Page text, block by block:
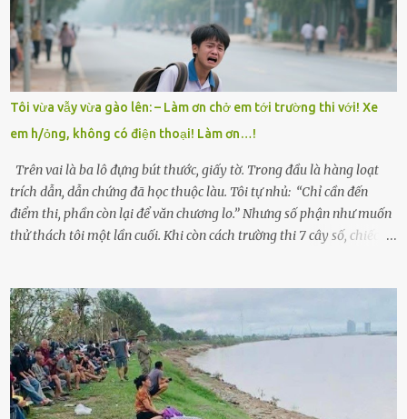
Trí là học sinh giỏi toàn huyện, học lớp 12 nhưng đã biết làm ruộng,
làm thuê, biết đi cày thuê từ 4h sáng rồi lại tất tả về đi học. Người
trong làng thương lắm, bảo: “Thằng Trí học giỏi mà hiền, sau này
nên ông này bà nọ đó!” Trí có ba cô em gái: Mai, Lan và Hương – ba
cái tên mẹ đặt lúc còn sống, mong tụi nhỏ sau này như hoa mai nở
giữa mùa đông. Nhưng hoa có đẹp mấy cũng cần đất màu, mà nhà
thì chỉ toàn đất sỏi đá và khốn khó. Năm đó, Trí đỗ Đại học Bách
Khoa Hà...
Tôi vừa vẫy vừa gào lên: – Làm ơn chở em tới trường thi với! Xe
em h/ỏng, không có điện thoại! Làm ơn…!
Trên vai là ba lô đựng bút thước, giấy tờ. Trong đầu là hàng loạt
trích dẫn, dẫn chứng đã học thuộc làu. Tôi tự nhủ: “Chỉ cần đến
điểm thi, phần còn lại để văn chương lo.” Nhưng số phận như muốn
thử thách tôi một lần cuối. Khi còn cách trường thi 7 cây số, chiếc xe
sực nhớ – điện thoại đang sạc, sáng nay quên mang theo! Giữa con
đường thưa thớt người qua lại, tôi hoảng loạn vẫy tay xin đi nhờ. –
Chú ơi, cháu đi thi, xe hỏng rồi! Làm ơn cho cháu đi nhờ với! – Cô ơi,
giúp cháu với, cháu không có điện thoại… Người thì lắc đầu. Người
thì tăng ga tránh xa như né một kẻ lừa đảo. Tôi gào lên giữa đường
như một kẻ mất trí. Vô ích. 6h10. Còn hơn 30 phút nữa. Trong đầu